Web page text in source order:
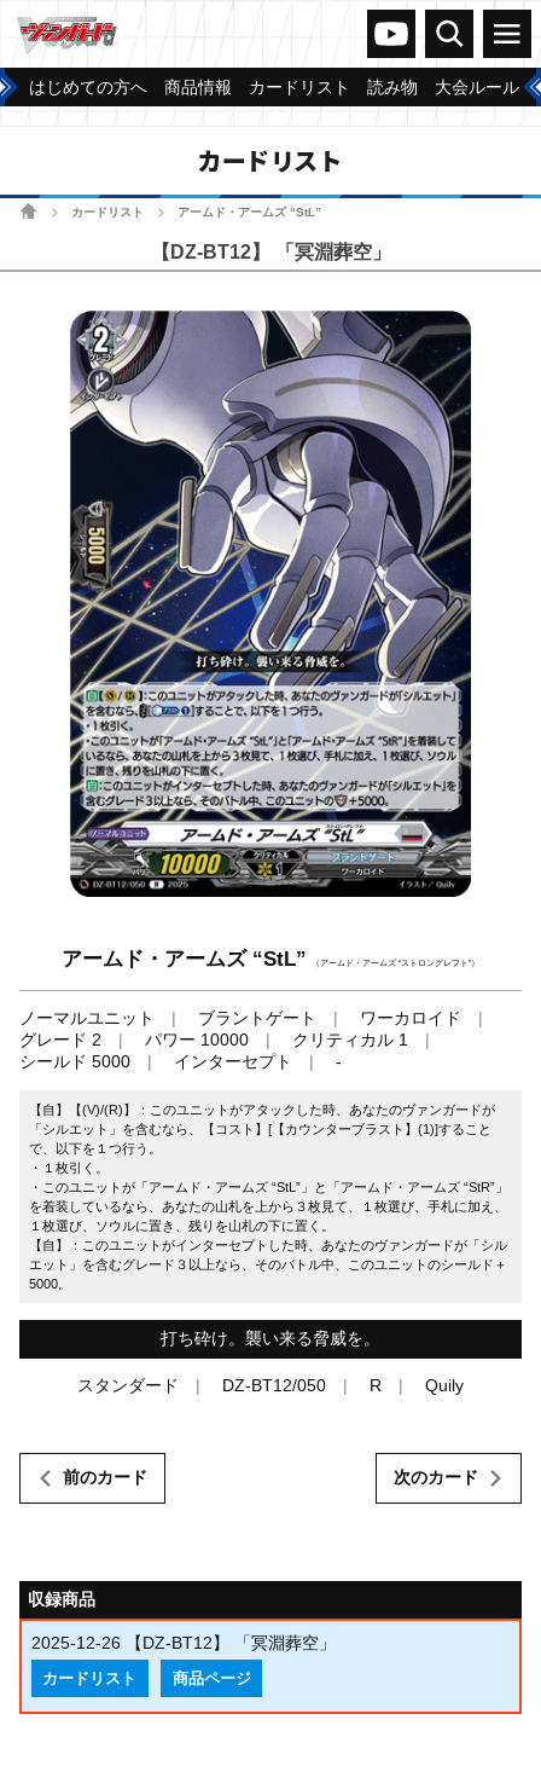
ヴァンガードch
検索 メニュー
はじめての方へ 商品情報 カードリスト 読み物 大会ルール
カードリスト
ホームカードリスト アームド・アームズ “StL”
【DZ-BT12】 「冥淵葬空」
アームド・アームズ “StL” （アームド・アームズ “ストロングレフト”）
ノーマルユニット ブラントゲート
ワーカロイド
グレード 2
パワー 10000
クリティカル 1
シールド 5000
インターセプト -
【自】【(V)/(R)】：このユニットがアタックした時、あなたのヴァンガードが
「シルエット」を含むなら、【コスト】[【カウンターブラスト】(1)]すること
で、以下を１つ行う。
・１枚引く。
・このユニットが「アームド・アームズ “StL”」と「アームド・アームズ “StR”」
を着装しているなら、あなたの山札を上から３枚見て、１枚選び、手札に加え、
１枚選び、ソウルに置き、残りを山札の下に置く。
【自】：このユニットがインターセプトした時、あなたのヴァンガードが「シル
エット」を含むグレード３以上なら、そのバトル中、このユニットのシールド＋
5000。
打ち砕け。襲い来る脅威を。
スタンダード DZ-BT12/050 R Quily
前のカード 次のカード
収録商品
2025-12-26 【DZ-BT12】 「冥淵葬空」
カードリスト 商品ページ